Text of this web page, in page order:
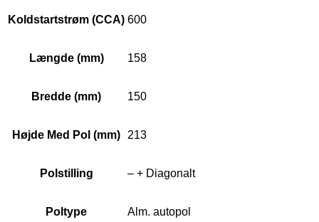
Koldstartstrøm (CCA) 600
Længde (mm) 158
Bredde (mm) 150
Højde Med Pol (mm) 213
Polstilling – + Diagonalt
Poltype Alm. autopol